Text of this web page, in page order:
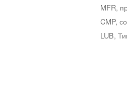
MFR,
CMP,
LUB,